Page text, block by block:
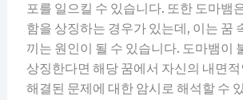
포를 일으킬 수 있습니다. 또한 도마뱀
함을 상징하는 경우가 있는데, 이는 꿈
끼는 원인이 될 수 있습니다. 도마뱀이
상징한다면 해당 꿈에서 자신의 내면적
해결된 문제에 대한 암시로 해석할 수